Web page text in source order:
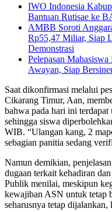
IWO Indonesia
Bantuan Rutisae ke
AMBB Soroti
Rp55,47 Miliar, Siap
Demonstrasi
Pelepasan
Awayan, Siap
Saat dikonfirmasi melalui
Cikarang Timur, Aan,
bahwa pada hari ini terdapat
sehingga siswa
WIB. “Ulangan kang, 2
sebagian panitia sedang
Namun demikian,
dugaan terkait kehadiran
Publik menilai, meskipun
kewajiban ASN untuk tetap
seharusnya tetap